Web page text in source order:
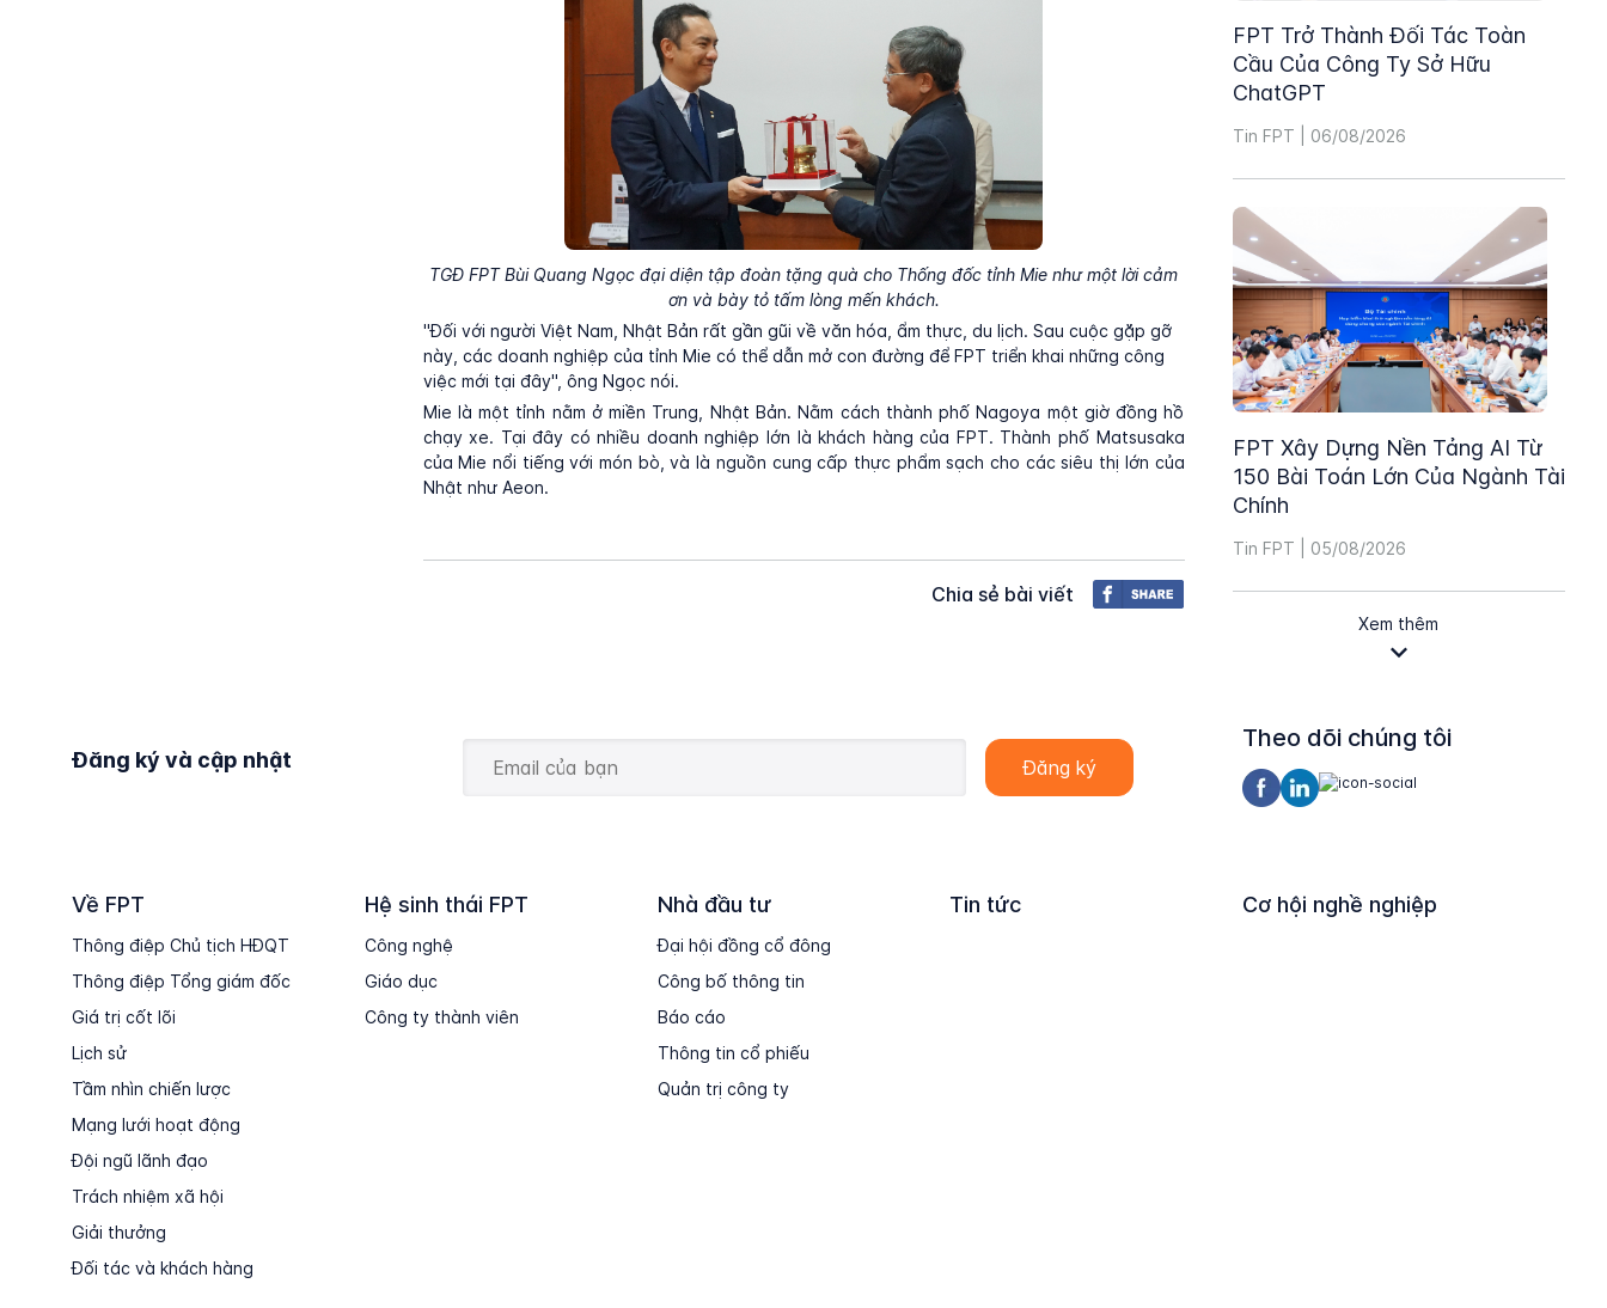
TGĐ FPT Bùi Quang Ngọc đại diện tập đoàn tặng quà cho Thống đốc tỉnh Mie như một lời cảm
ơn và bày tỏ tấm lòng mến khách.
"Đối với người Việt Nam, Nhật Bản rất gần gũi về văn hóa, ẩm thực, du lịch. Sau cuộc gặp gỡ
này, các doanh nghiệp của tỉnh Mie có thể dẫn mở con đường để FPT triển khai những công
việc mới tại đây", ông Ngọc nói.
Mie là một tỉnh nằm ở miền Trung, Nhật Bản. Nằm cách thành phố Nagoya một giờ đồng hồ
chạy xe. Tại đây có nhiều doanh nghiệp lớn là khách hàng của FPT. Thành phố Matsusaka
của Mie nổi tiếng với món bò, và là nguồn cung cấp thực phẩm sạch cho các siêu thị lớn của
Nhật như Aeon.
Chia sẻ bài viết
FPT Trở Thành Đối Tác Toàn
Cầu Của Công Ty Sở Hữu
ChatGPT
Tin FPT | 06/08/2026
FPT Xây Dựng Nền Tảng AI Từ
150 Bài Toán Lớn Của Ngành Tài
Chính
Tin FPT | 05/08/2026
Xem thêm
Đăng ký và cập nhật
Theo dõi chúng tôi
Về FPT
Thông điệp Chủ tịch HĐQT
Thông điệp Tổng giám đốc
Giá trị cốt lõi
Lịch sử
Tầm nhìn chiến lược
Mạng lưới hoạt động
Đội ngũ lãnh đạo
Trách nhiệm xã hội
Giải thưởng
Đối tác và khách hàng
Hệ sinh thái FPT
Công nghệ
Giáo dục
Công ty thành viên
Nhà đầu tư
Đại hội đồng cổ đông
Công bố thông tin
Báo cáo
Thông tin cổ phiếu
Quản trị công ty
Tin tức Cơ hội nghề nghiệp